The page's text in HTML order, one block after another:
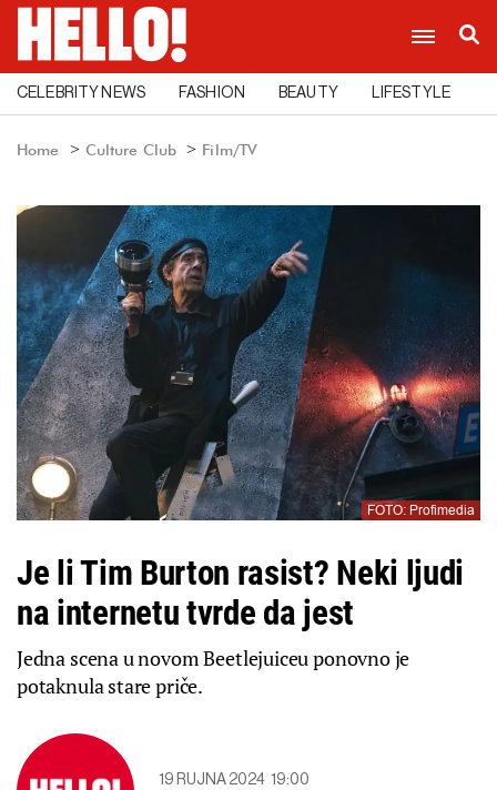
CELEBRITY NEWS FASHION BEAUTY LIFESTYLE
Home Culture Club Film/TV
FOTO: Profimedia
Je li Tim Burton rasist? Neki ljudi
na internetu tvrde da jest
Jedna scena u novom Beetlejuiceu ponovno je
potaknula stare priče.
19 RUJNA 2024 19:00